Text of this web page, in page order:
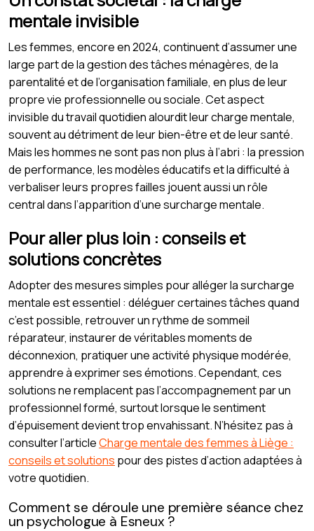
mentale invisible
Les femmes, encore en 2024, continuent d’assumer une
large part de la gestion des tâches ménagères, de la
parentalité et de l’organisation familiale, en plus de leur
propre vie professionnelle ou sociale. Cet aspect
invisible du travail quotidien alourdit leur charge mentale,
souvent au détriment de leur bien-être et de leur santé.
Mais les hommes ne sont pas non plus à l’abri : la pression
de performance, les modèles éducatifs et la difficulté à
verbaliser leurs propres failles jouent aussi un rôle
central dans l’apparition d’une surcharge mentale.
Pour aller plus loin : conseils et
solutions concrètes
Adopter des mesures simples pour alléger la surcharge
mentale est essentiel : déléguer certaines tâches quand
c’est possible, retrouver un rythme de sommeil
réparateur, instaurer de véritables moments de
déconnexion, pratiquer une activité physique modérée,
apprendre à exprimer ses émotions. Cependant, ces
solutions ne remplacent pas l’accompagnement par un
professionnel formé, surtout lorsque le sentiment
d’épuisement devient trop envahissant. N’hésitez pas à
consulter l’articleCharge mentale des femmes à Liège :
conseils et solutions pour des pistes d’action adaptées à
votre quotidien.
Comment se déroule une première séance chez
un psychologue à Esneux ?